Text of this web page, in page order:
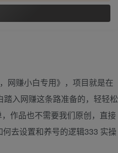
网赚小白专用》，项目就是在
入网赚这条路准备的，轻轻松
作品也不需要我们原创，直接
去设置和养号的逻辑333 实操